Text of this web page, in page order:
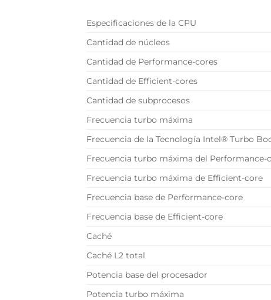
Especificaciones de la CPU
Cantidad de núcleos
Cantidad de Performance-cores
Cantidad de Efficient-cores
Cantidad de subprocesos
Frecuencia turbo máxima
Frecuencia de la Tecnología Intel® Turbo
Frecuencia turbo máxima del Performance-
Frecuencia turbo máxima de Efficient-core
Frecuencia base de Performance-core
Frecuencia base de Efficient-core
Caché
Caché L2 total
Potencia base del procesador
Potencia turbo máxima